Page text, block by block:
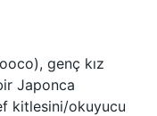
genç kız
Japonca
kitlesini/okuyucu